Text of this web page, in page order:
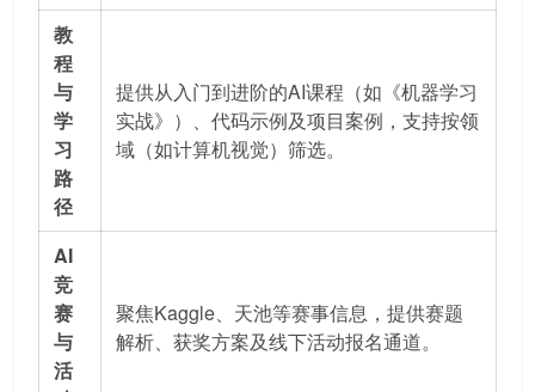
教
程
与
学
习
路
径
提供从入门到进阶的AI课程（如《机器学习
实战》）、代码示例及项目案例，支持按领
域（如计算机视觉）筛选。
AI
竞
赛
与
活
聚焦Kaggle、天池等赛事信息，提供赛题
解析、获奖方案及线下活动报名通道。